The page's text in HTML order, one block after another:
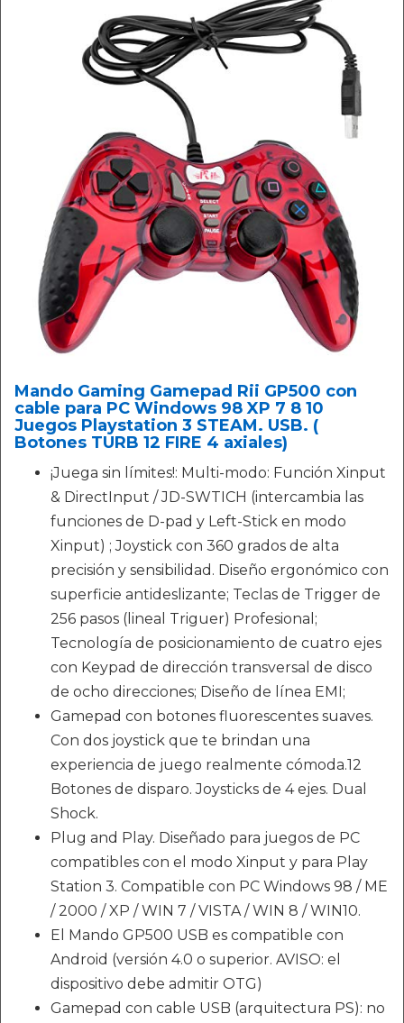
Mando Gaming Gamepad Rii GP500 con
cable para PC Windows 98 XP 7 8 10
Juegos Playstation 3 STEAM. USB. (
Botones TURB 12 FIRE 4 axiales)
¡Juega sin límites!: Multi-modo: Función Xinput
& DirectInput / JD-SWTICH (intercambia las
funciones de D-pad y Left-Stick en modo
Xinput) ; Joystick con 360 grados de alta
precisión y sensibilidad. Diseño ergonómico con
superficie antideslizante; Teclas de Trigger de
256 pasos (lineal Triguer) Profesional;
Tecnología de posicionamiento de cuatro ejes
con Keypad de dirección transversal de disco
de ocho direcciones; Diseño de línea EMI;
Gamepad con botones fluorescentes suaves.
Con dos joystick que te brindan una
experiencia de juego realmente cómoda.12
Botones de disparo. Joysticks de 4 ejes. Dual
Shock.
Plug and Play. Diseñado para juegos de PC
compatibles con el modo Xinput y para Play
Station 3. Compatible con PC Windows 98 / ME
/ 2000 / XP / WIN 7 / VISTA / WIN 8 / WIN10.
El Mando GP500 USB es compatible con
Android (versión 4.0 o superior. AVISO: el
dispositivo debe admitir OTG)
Gamepad con cable USB (arquitectura PS): no